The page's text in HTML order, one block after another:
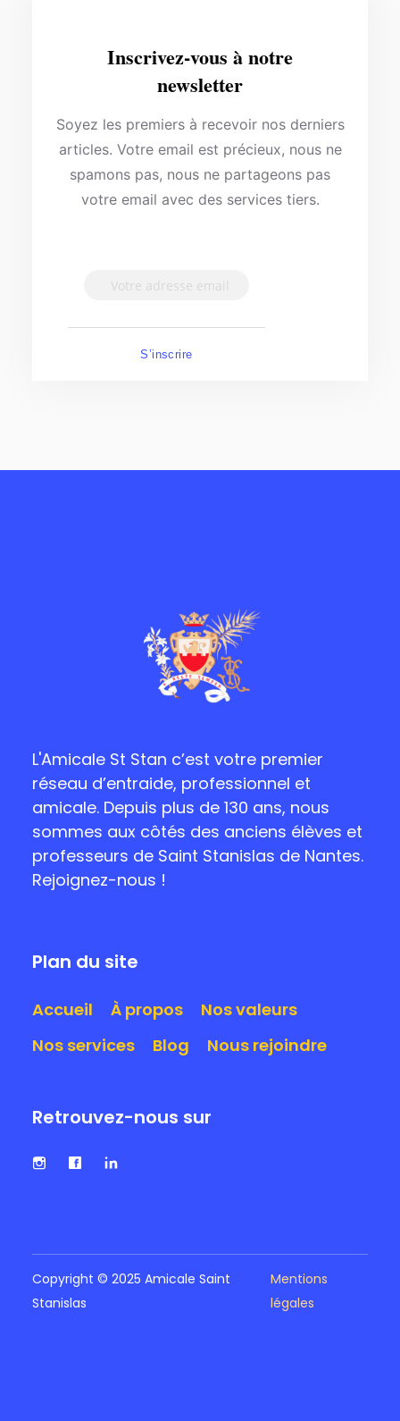
Inscrivez-vous à notre
newsletter
Soyez les premiers à recevoir nos derniers
articles. Votre email est précieux, nous ne
spamons pas, nous ne partageons pas
votre email avec des services tiers.
S’inscrire
L'Amicale St Stan c’est votre premier
réseau d’entraide, professionnel et
amicale. Depuis plus de 130 ans, nous
sommes aux côtés des anciens élèves et
professeurs de Saint Stanislas de Nantes.
Rejoignez-nous !
Plan du site
Accueil À propos
Nos valeurs
Nos services
Blog Nous rejoindre
Retrouvez-nous sur
Copyright © 2025 Amicale Saint
Stanislas
Mentions
légales